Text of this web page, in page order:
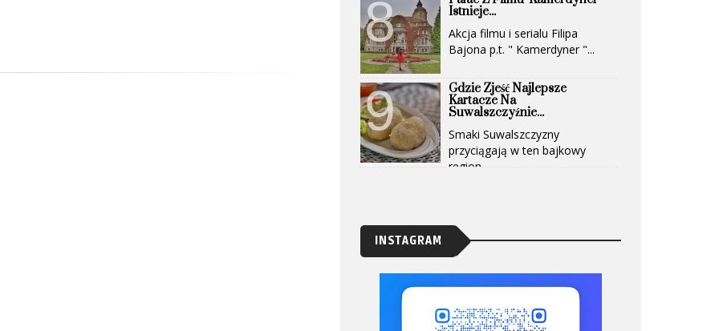
Istnieje...
Akcja filmu i serialu Filipa
Bajona p.t. " Kamerdyner "...
Gdzie Zjeść Najlepsze
Kartacze Na
Suwalszczyźnie...
Smaki Suwalszczyzny
przyciągają w ten bajkowy
region...
INSTAGRAM